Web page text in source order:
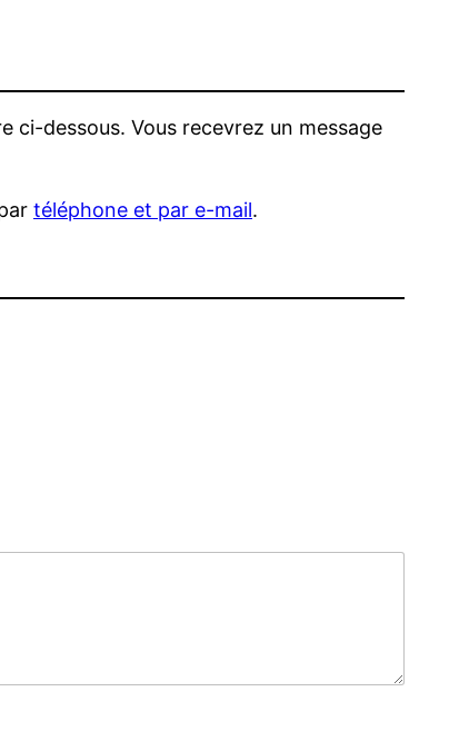
ci-dessous. Vous recevrez un message
téléphone et par e-mail.